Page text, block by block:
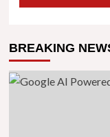
BREAKING